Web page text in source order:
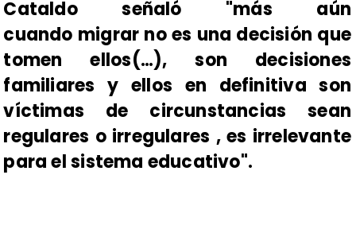
Cataldo señaló "más aún
cuando migrar no es una decisión que
tomen ellos(…), son decisiones
familiares y ellos en definitiva son
víctimas de circunstancias sean
regulares o irregulares , es irrelevante
para el sistema educativo".